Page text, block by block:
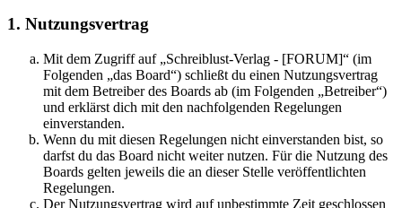
1. Nutzungsvertrag
Mit dem Zugriff auf „Schreiblust-Verlag - [FORUM]“ (im
Folgenden „das Board“) schließt du einen Nutzungsvertrag
mit dem Betreiber des Boards ab (im Folgenden „Betreiber“)
und erklärst dich mit den nachfolgenden Regelungen
einverstanden.
Wenn du mit diesen Regelungen nicht einverstanden bist, so
darfst du das Board nicht weiter nutzen. Für die Nutzung des
Boards gelten jeweils die an dieser Stelle veröffentlichten
Regelungen.
Der Nutzungsvertrag wird auf unbestimmte Zeit geschlossen